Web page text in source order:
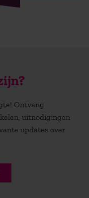
Ontvang
uitnodigingen
updates over